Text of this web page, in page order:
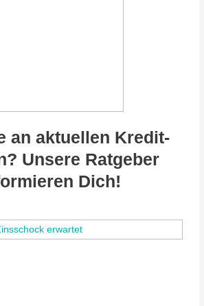
an aktuellen Kredit-
Unsere Ratgeber
Dich!